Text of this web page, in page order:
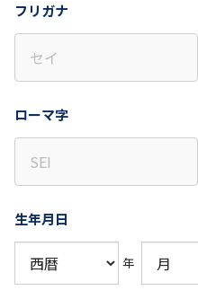
フリガナ
ローマ字
生年月日
年